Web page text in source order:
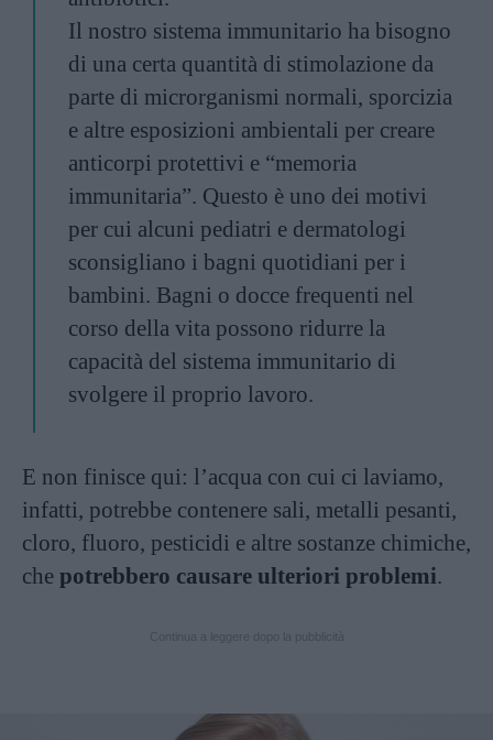
Il nostro sistema immunitario ha bisogno
di una certa quantità di stimolazione da
parte di microrganismi normali, sporcizia
e altre esposizioni ambientali per creare
anticorpi protettivi e “memoria
immunitaria”. Questo è uno dei motivi
per cui alcuni pediatri e dermatologi
sconsigliano i bagni quotidiani per i
bambini. Bagni o docce frequenti nel
corso della vita possono ridurre la
capacità del sistema immunitario di
svolgere il proprio lavoro.
E non finisce qui: l’acqua con cui ci laviamo,
infatti, potrebbe contenere sali, metalli pesanti,
cloro, fluoro, pesticidi e altre sostanze chimiche,
che potrebbero causare ulteriori problemi.